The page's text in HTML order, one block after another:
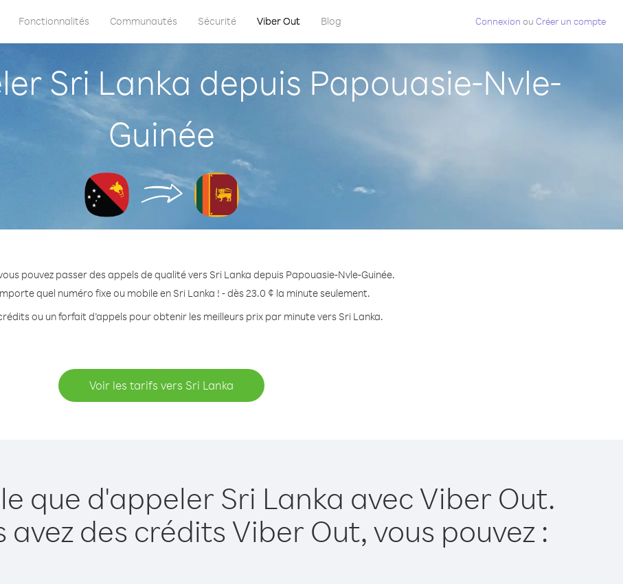
Fonctionnalités Communautés Sécurité Viber Out Blog Connexion ou Créer un compte
Sri Lanka depuis Papouasie-Nvle-
Guinée
pouvez passer des appels de qualité vers Sri Lanka depuis Papouasie-Nvle-Guinée.
quel numéro fixe ou mobile en Sri Lanka ! - dès 23.0 ¢ la minute seulement.
ou un forfait d’appels pour obtenir les meilleurs prix par minute vers Sri Lanka.
Voir les tarifs vers Sri Lanka
que d'appeler Sri Lanka avec Viber Out.
avez des crédits Viber Out, vous pouvez :